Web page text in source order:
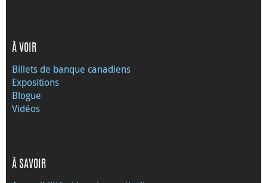
À VOIR
Billets de banque canadiens
Expositions
Blogue
Vidéos
À SAVOIR